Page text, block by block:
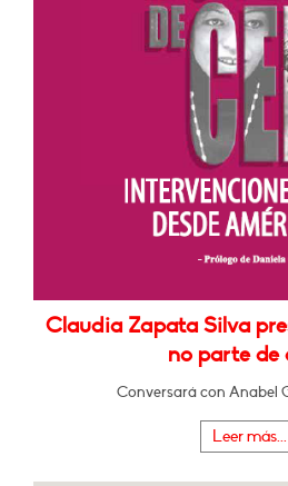
Claudia Zapata Silva
no parte de
Conversará con Anabel
Leer más...